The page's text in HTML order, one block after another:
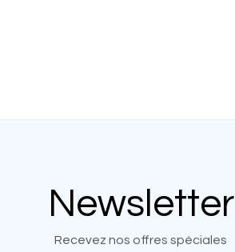
Newsletter
Recevez nos offres spéciales